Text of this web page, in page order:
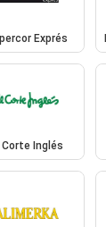
Exprés
Corte Inglés